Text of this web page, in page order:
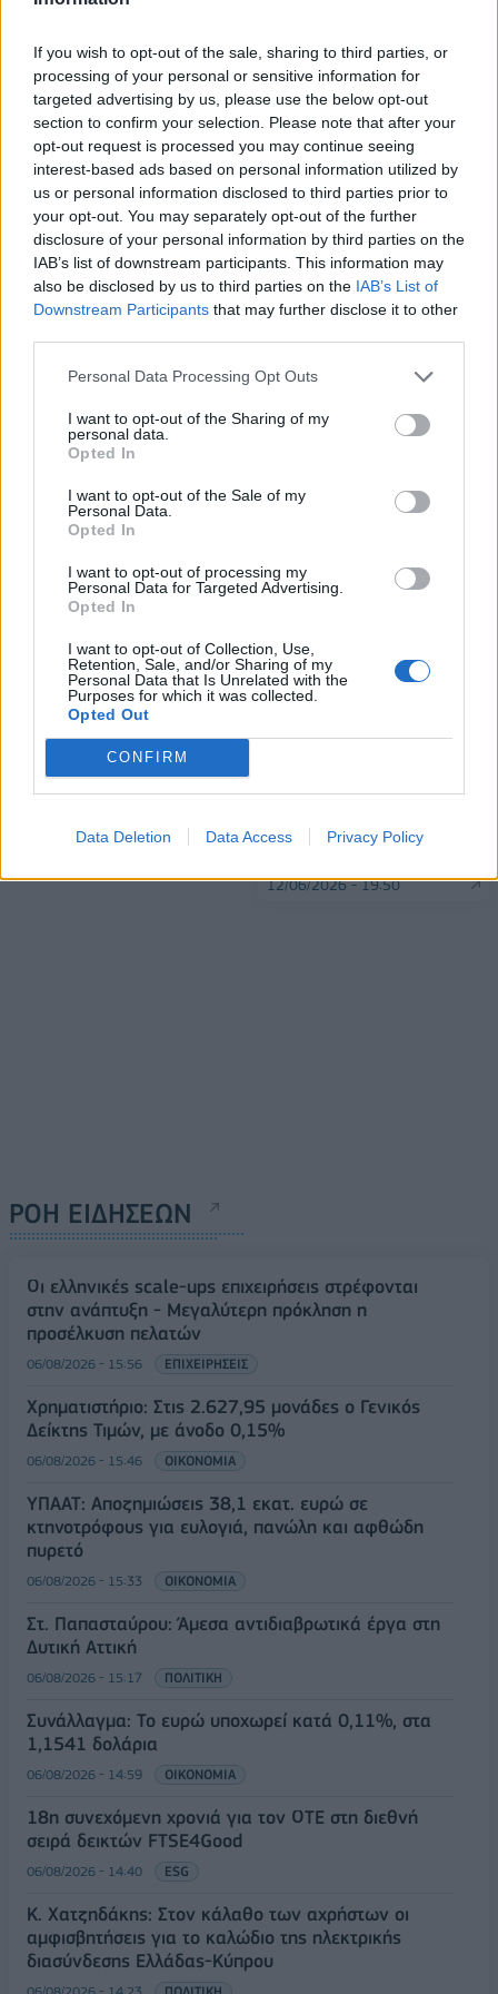
If you wish to opt-out of the sale, sharing to third parties, or
processing of your personal or sensitive information for
targeted advertising by us, please use the below opt-out
section to confirm your selection. Please note that after your
opt-out request is processed you may continue seeing
interest-based ads based on personal information utilized by
us or personal information disclosed to third parties prior to
your opt-out. You may separately opt-out of the further
disclosure of your personal information by third parties on the
IAB’s list of downstream participants. This information may
also be disclosed by us to third parties on the IAB’s List of
Downstream Participants that may further disclose it to other
Personal Data Processing Opt Outs
I want to opt-out of the Sharing of my
personal data.
Opted In
I want to opt-out of the Sale of my
Personal Data.
Opted In
I want to opt-out of processing my
Personal Data for Targeted Advertising.
Opted In
I want to opt-out of Collection, Use,
Retention, Sale, and/or Sharing of my
Personal Data that Is Unrelated with the
Purposes for which it was collected.
Opted Out
CONFIRM
Data Deletion Data Access Privacy Policy
τα EBITDA
Η συμφωνία Arval-Athlon αναδιαμορφώνει την αγορά leasing
VW: Η δύσκολη εξίσωση της
αναδιάρθρωσης
18η συνεχόμενη χρονιά για τον
ΟΤΕ στη διεθνή σειρά δεικτών
FTSE4Good
Alpha Bank: Για πρώτη φορά το Αρχαίο Θέατρο Επιδαύρου άνοιξε τις
βιωσιμότητα σε καθημερινή πράξη
Μανουσάκης: «Ιστορικό
ορόσημο» για τον ΑΔΜΗΕ
12/06/2026 - 19:19
της ακτοπλοϊκής αγοράς
12/06/2026 - 19:50
ΡΟΗ ΕΙΔΗΣΕΩΝ
Οι ελληνικές scale-ups επιχειρήσεις στρέφονται
στην ανάπτυξη - Μεγαλύτερη πρόκληση η
προσέλκυση πελατών
06/08/2026 - 15:56 ΕΠΙΧΕΙΡΗΣΕΙΣ
Χρηματιστήριο: Στις 2.627,95 μονάδες ο Γενικός
Δείκτης Τιμών, με άνοδο 0,15%
06/08/2026 - 15:46 ΟΙΚΟΝΟΜΙΑ
ΥΠΑΑΤ: Αποζημιώσεις 38,1 εκατ. ευρώ σε
κτηνοτρόφους για ευλογιά, πανώλη και αφθώδη
πυρετό
06/08/2026 - 15:33 ΟΙΚΟΝΟΜΙΑ
Στ. Παπασταύρου: Άμεσα αντιδιαβρωτικά έργα στη
Δυτική Αττική
06/08/2026 - 15:17 ΠΟΛΙΤΙΚΗ
Συνάλλαγμα: Το ευρώ υποχωρεί κατά 0,11%, στα
1,1541 δολάρια
06/08/2026 - 14:59 ΟΙΚΟΝΟΜΙΑ
18η συνεχόμενη χρονιά για τον ΟΤΕ στη διεθνή
σειρά δεικτών FTSE4Good
06/08/2026 - 14:40 ESG
Κ. Χατζηδάκης: Στον κάλαθο των αχρήστων οι
αμφισβητήσεις για το καλώδιο της ηλεκτρικής
διασύνδεσης Ελλάδας-Κύπρου